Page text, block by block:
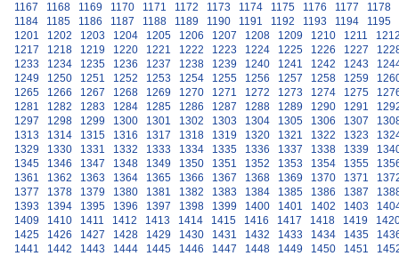
1167
1168 1169 1170 1171 1172 1173 1174 1175 1176 1177
1178
1184
1185 1186 1187 1188 1189 1190 1191 1192 1193 1194
1195
1201
1202 1203 1204 1205 1206 1207 1208 1209 1210 1211
1217
1218 1219 1220 1221 1222 1223 1224 1225 1226 1227
1233
1234 1235 1236 1237 1238 1239 1240 1241 1242 1243
1249
1250 1251 1252 1253 1254 1255 1256 1257 1258 1259
1265
1266 1267 1268 1269 1270 1271 1272 1273 1274 1275
1281
1282 1283 1284 1285 1286 1287 1288 1289 1290 1291
1297
1298 1299 1300 1301 1302 1303 1304 1305 1306 1307
1313
1314 1315 1316 1317 1318 1319 1320 1321 1322 1323
1329
1330 1331 1332 1333 1334 1335 1336 1337 1338 1339
1345
1346 1347 1348 1349 1350 1351 1352 1353 1354 1355
1361
1362 1363 1364 1365 1366 1367 1368 1369 1370 1371
1377
1378 1379 1380 1381 1382 1383 1384 1385 1386 1387
1393
1394 1395 1396 1397 1398 1399 1400 1401 1402 1403
1409
1410 1411 1412 1413 1414 1415 1416 1417 1418 1419
1425
1426 1427 1428 1429 1430 1431 1432 1433 1434 1435
1441
1442 1443 1444 1445 1446 1447 1448 1449 1450 1451